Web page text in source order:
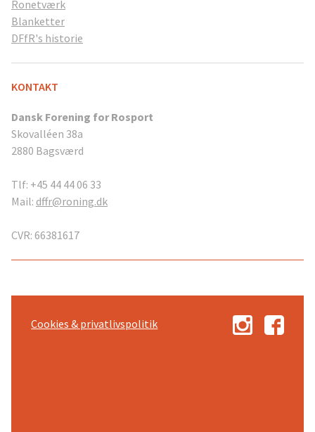
Ronetværk
Blanketter
DFfR's historie
KONTAKT
Dansk Forening for Rosport
Skovalléen 38a
2880 Bagsværd
Tlf: +45 44 44 06 33
Mail: dffr@roning.dk
CVR: 66381617
Cookies & privatlivspolitik